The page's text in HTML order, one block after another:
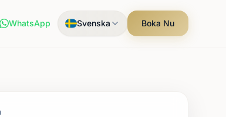
WhatsApp Svenska Boka Nu